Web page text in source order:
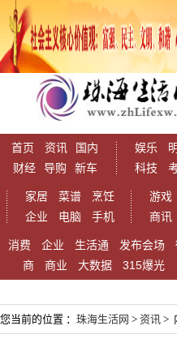
首页 资讯
国内
财经
导购 新车
娱乐
科技
家居 菜谱
烹饪
企业
电脑 手机
游戏
商讯
消费 企业 生活通 发布会场
商
商业 大数据 315爆光
您当前的位置 ： 珠海生活网 > 资讯 >